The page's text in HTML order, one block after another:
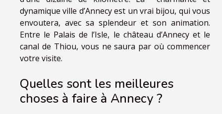
dynamique ville d’Annecy est un vrai bijou, qui vous
envoutera, avec sa splendeur et son animation.
Entre le Palais de l’Isle, le château d’Annecy et le
canal de Thiou, vous ne saura par où commencer
votre visite.
Quelles sont les meilleures
choses à faire à Annecy ?